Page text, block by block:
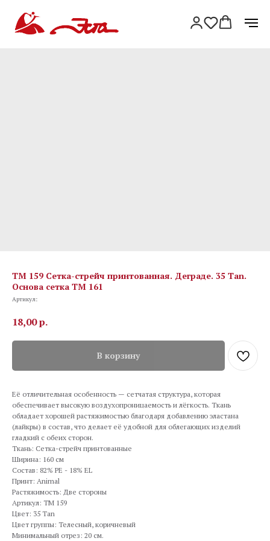
TM 159 Сетка-стрейч принтованная. Деграде. 35 Tan.
Основа сетка ТМ 161
Артикул:
18,00р.
В корзину
Её отличительная особенность — сетчатая структура, которая
обеспечивает высокую воздухопроницаемость и лёгкость. Ткань
обладает хорошей растяжимостью благодаря добавлению эластана
(лайкры) в состав, что делает её удобной для облегающих изделий
гладкий с обеих сторон.
Ткань: Сетка-стрейч принтованные
Ширина: 160 см
Состав: 82% PE - 18% EL
Принт: Animal
Растяжимость: Две стороны
Артикул: TM 159
Цвет: 35 Tan
Цвет группы: Телесный, коричневый
Минимальный отрез: 20 см.